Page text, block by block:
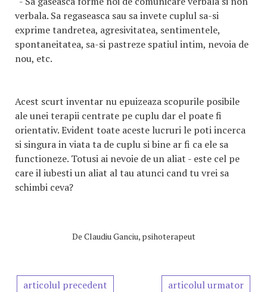
verbala. Sa regaseasca sau sa invete cuplul sa-si
exprime tandretea, agresivitatea, sentimentele,
spontaneitatea, sa-si pastreze spatiul intim, nevoia de
nou, etc.
Acest scurt inventar nu epuizeaza scopurile posibile
ale unei terapii centrate pe cuplu dar el poate fi
orientativ. Evident toate aceste lucruri le poti incerca
si singura in viata ta de cuplu si bine ar fi ca ele sa
functioneze. Totusi ai nevoie de un aliat - este cel pe
care il iubesti un aliat al tau atunci cand tu vrei sa
schimbi ceva?
De Claudiu Ganciu, psihoterapeut
articolul precedent articolul urmator